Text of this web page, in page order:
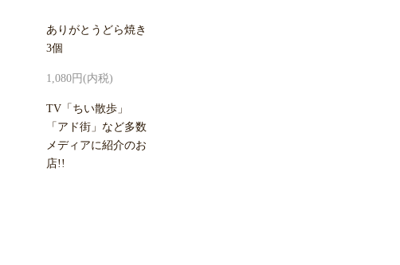
ありがとうどら焼き
3個
1,080円(内税)
TV「ちい散歩」
「アド街」など多数
メディアに紹介のお
店!!